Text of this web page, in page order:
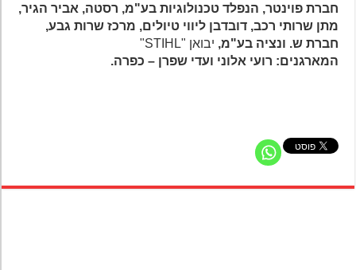
חברת פוינטר, הנפלד טכנולוגיות בע"מ, רסטה, אביר הגיר,
מתן שרותי רכב, דובדבן ליווי טיולים, מרכז שרות גבע,
חברת ש. ונציה בע"מ,יבואן "STIHL"
המארגנים: רועי אלוני ועדי שפרן – כפרה.